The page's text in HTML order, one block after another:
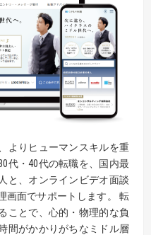
よりヒューマンスキルを重
代・40代の転職を、国内最
と、オンラインビデオ面談
画面でサポートします。 転
ことで、心的・物理的な負
間がかかりがちなミドル層